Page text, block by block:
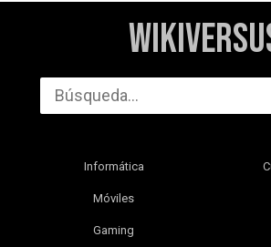
Informática
Móviles
Gaming